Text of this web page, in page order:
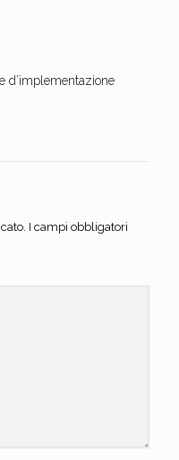
d’implementazione
I campi obbligatori